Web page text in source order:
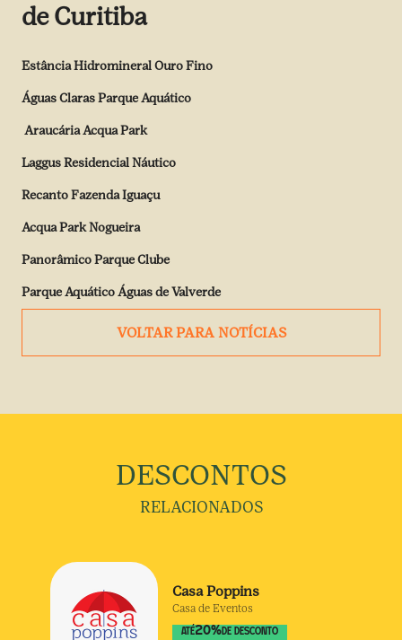
de Curitiba
Estância Hidromineral Ouro Fino
Águas Claras Parque Aquático
Araucária Acqua Park
Laggus Residencial Náutico
Recanto Fazenda Iguaçu
Acqua Park Nogueira
Panorâmico Parque Clube
Parque Aquático Águas de Valverde
VOLTAR PARA NOTÍCIAS
DESCONTOS
RELACIONADOS
Casa Poppins
Casa de Eventos
ATÉ20% DE DESCONTO